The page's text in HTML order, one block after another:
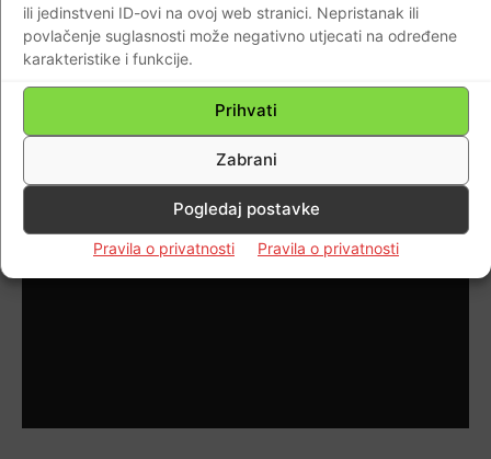
ili jedinstveni ID-ovi na ovoj web stranici. Nepristanak ili
povlačenje suglasnosti može negativno utjecati na određene
karakteristike i funkcije.
Prihvati
Zabrani
Pogledaj postavke
Pravila o privatnosti Pravila o privatnosti
koje je Hrvatska iznenadila htjeli…
Imotski, danas završeno. Raketa